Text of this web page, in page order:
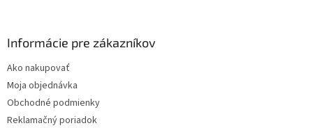
Informácie pre zákazníkov
Ako nakupovať
Moja objednávka
Obchodné podmienky
Reklamačný poriadok